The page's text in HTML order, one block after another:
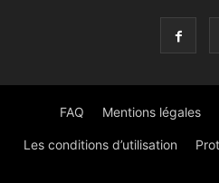
FAQ Mentions légales
Les conditions d’utilisation